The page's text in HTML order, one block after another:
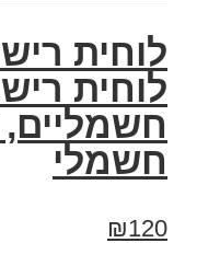
לוחית
לוחית
חשמליים,
חשמלי
₪120